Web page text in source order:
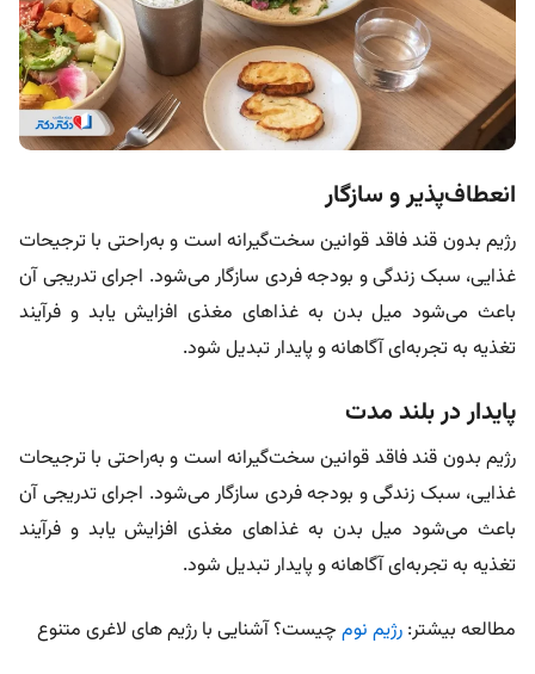
انعطاف‌پذیر و سازگار
رژیم بدون قند فاقد قوانین سخت‌گیرانه است و به‌راحتی با ترجیحات
غذایی، سبک زندگی و بودجه فردی سازگار می‌شود. اجرای تدریجی آن
باعث می‌شود میل بدن به غذاهای مغذی افزایش یابد و فرآیند
تغذیه به تجربه‌ای آگاهانه و پایدار تبدیل شود.
پایدار در بلند مدت
رژیم بدون قند فاقد قوانین سخت‌گیرانه است و به‌راحتی با ترجیحات
غذایی، سبک زندگی و بودجه فردی سازگار می‌شود. اجرای تدریجی آن
باعث می‌شود میل بدن به غذاهای مغذی افزایش یابد و فرآیند
تغذیه به تجربه‌ای آگاهانه و پایدار تبدیل شود.
مطالعه بیشتر: رژیم نوم چیست؟ آشنایی با رژیم های لاغری متنوع